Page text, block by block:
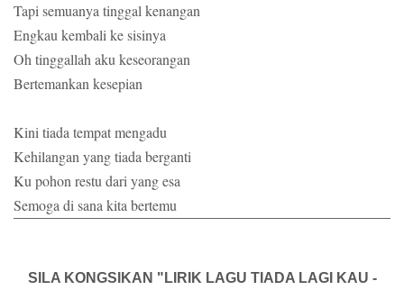
Tapi semuanya tinggal kenangan
Engkau kembali ke sisinya
Oh tinggallah aku keseorangan
Bertemankan kesepian
Kini tiada tempat mengadu
Kehilangan yang tiada berganti
Ku pohon restu dari yang esa
Semoga di sana kita bertemu
SILA KONGSIKAN "LIRIK LAGU TIADA LAGI KAU -